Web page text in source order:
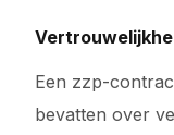
Een zzp-
bevatten over